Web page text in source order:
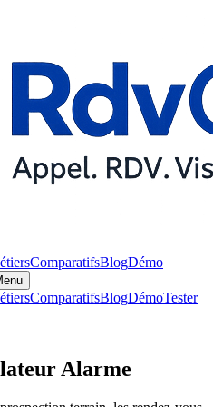
ComparatifsBlogDémo
ComparatifsBlogDémoTester
Alarme